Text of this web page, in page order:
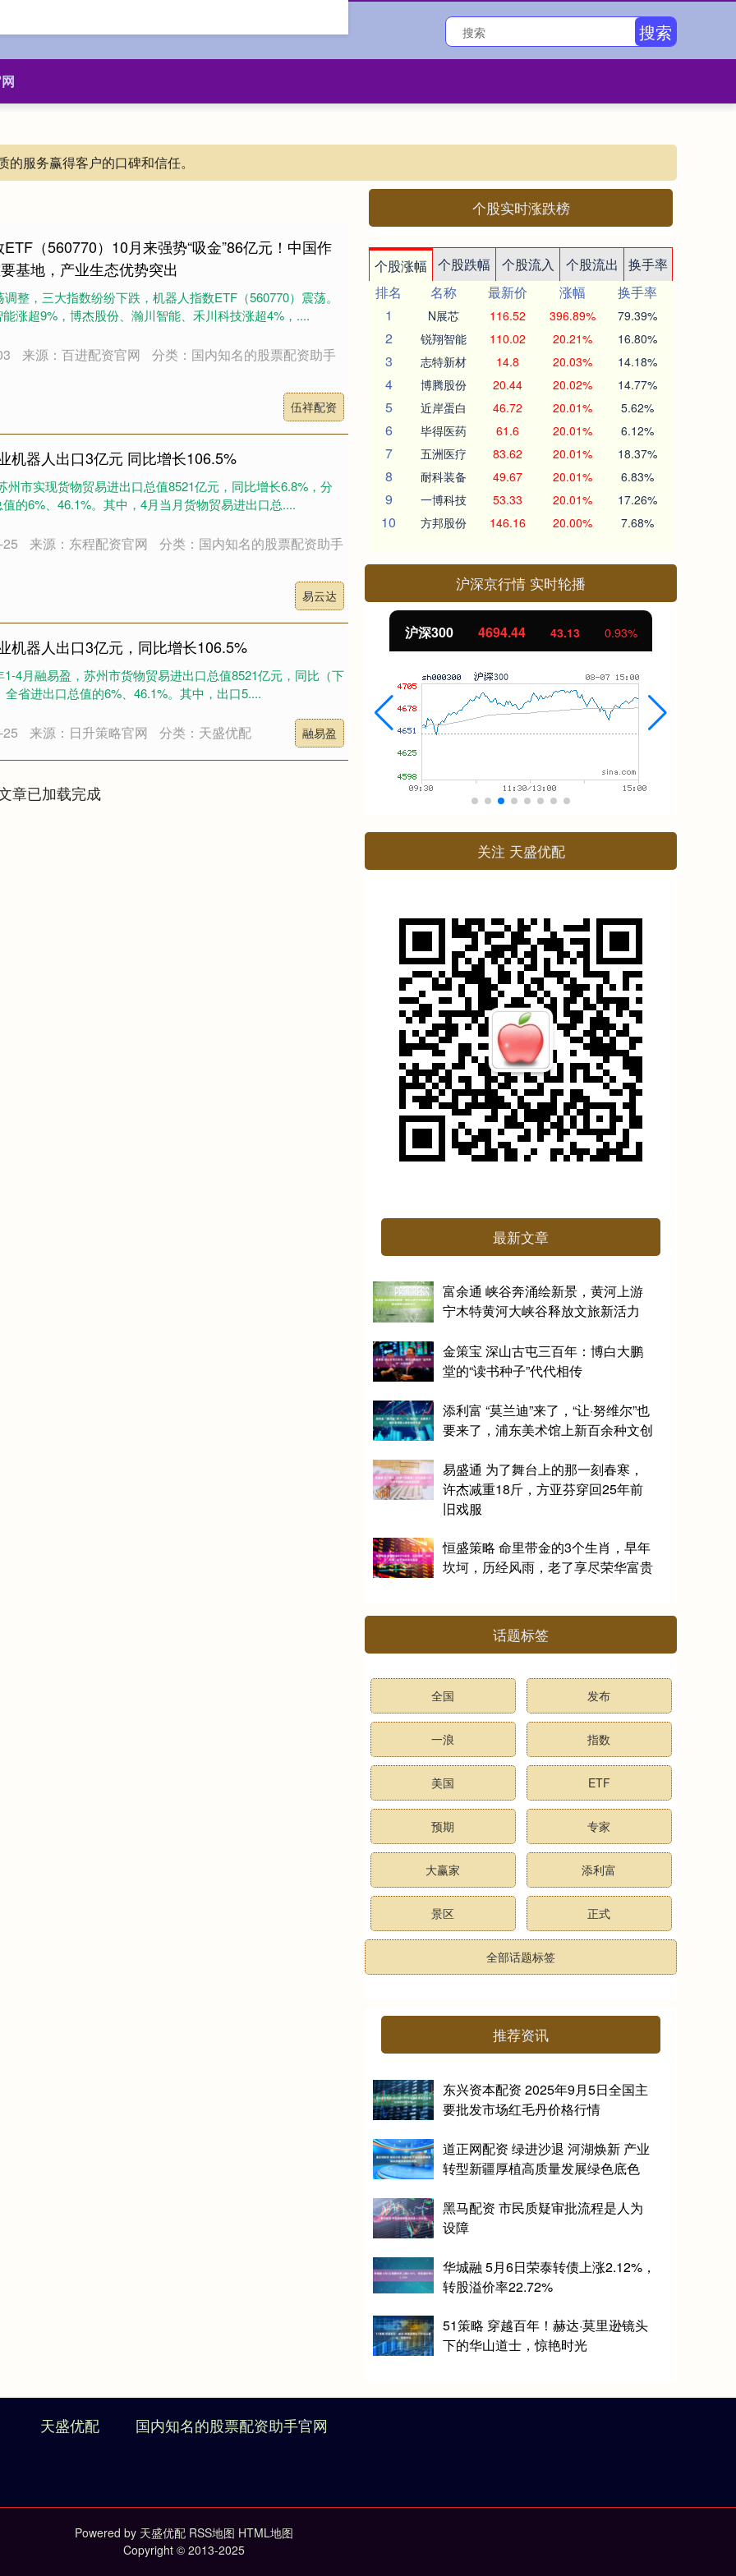
搜索
服务赢得客户的口碑和信任。
（560770）10月来强势“吸金”86亿元！中国作
基地，产业生态优势突出
整，三大指数纷纷下跌，机器人指数ETF（560770）震荡。
涨超9%，博杰股份、瀚川智能、禾川科技涨超4%，....
来源：百进配资官网 分类：国内知名的股票配资助手
伍祥配资
机器人出口3亿元 同比增长106.5%
州市实现货物贸易进出口总值8521亿元，同比增长6.8%，分
的6%、46.1%。其中，4月当月货物贸易进出口总....
来源：东程配资官网 分类：国内知名的股票配资助手
易云达
机器人出口3亿元，同比增长106.5%
4月融易盈，苏州市货物贸易进出口总值8521亿元，同比（下
省进出口总值的6%、46.1%。其中，出口5....
来源：日升策略官网 分类：天盛优配 融易盈
章已加载完成
个股实时涨跌榜
个股涨幅 个股跌幅 个股流入 个股流出
换手率
排名
名称 最新价 涨幅
换手率
1
N展芯 116.52 396.89% 79.39%
2 锐翔智能 110.02 20.21% 16.80%
3 志特新材 14.8 20.03% 14.18%
4 博腾股份 20.44 20.02% 14.77%
5 近岸蛋白 46.72 20.01% 5.62%
6 毕得医药 61.6 20.01% 6.12%
7 五洲医疗 83.62 20.01% 18.37%
8 耐科装备 49.67 20.01% 6.83%
9 一博科技 53.33 20.01% 17.26%
10 方邦股份 146.16 20.00% 7.68%
沪深京行情 实时轮播
0.93% 北证50 1134.24
关注 天盛优配
最新文章
富余通 峡谷奔涌绘新景，黄河上游
宁木特黄河大峡谷释放文旅新活力
金策宝 深山古屯三百年：博白大鹏
堂的“读书种子”代代相传
添利富 “莫兰迪”来了，“让·努维尔”也
要来了，浦东美术馆上新百余种文创
易盛通 为了舞台上的那一刻春寒，
许杰减重18斤，方亚芬穿回25年前
旧戏服
恒盛策略 命里带金的3个生肖，早年
坎坷，历经风雨，老了享尽荣华富贵
话题标签
全国 发布
一浪 指数
美国 ETF
预期 专家
大赢家 添利富
景区 正式
全部话题标签
推荐资讯
东兴资本配资 2025年9月5日全国主
要批发市场红毛丹价格行情
道正网配资 绿进沙退 河湖焕新 产业
转型新疆厚植高质量发展绿色底色
黑马配资 市民质疑审批流程是人为
设障
华城融 5月6日荣泰转债上涨2.12%，
转股溢价率22.72%
51策略 穿越百年！赫达·莫里逊镜头
下的华山道士，惊艳时光
天盛优配 国内知名的股票配资助手官网
Powered by 天盛优配 RSS地图 HTML地图
Copyright © 2013-2025